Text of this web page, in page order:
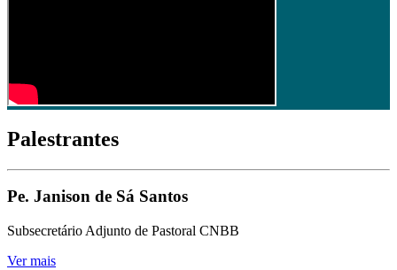
Palestrantes
Pe. Janison de Sá Santos
Subsecretário Adjunto de Pastoral CNBB
Ver mais